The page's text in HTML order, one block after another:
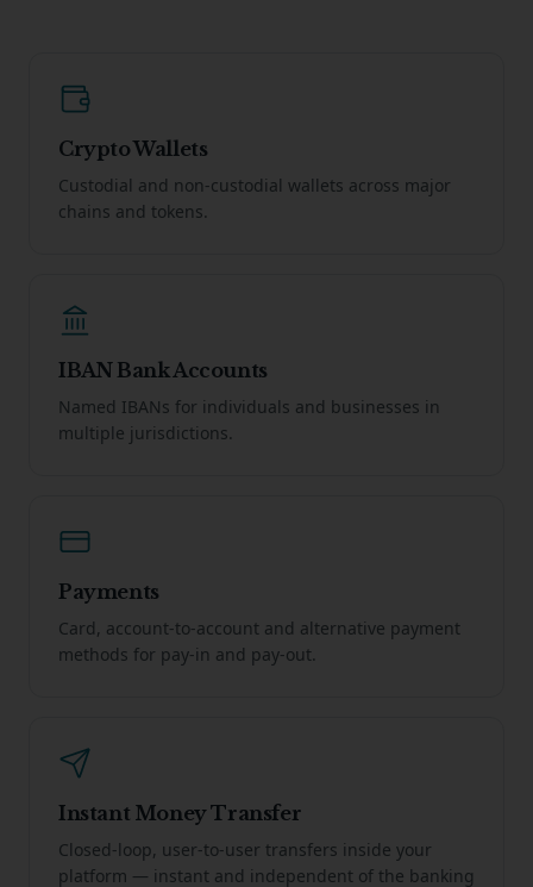
Crypto Wallets
Custodial and non-custodial wallets across major
chains and tokens.
IBAN Bank Accounts
Named IBANs for individuals and businesses in
multiple jurisdictions.
Payments
Card, account-to-account and alternative payment
methods for pay-in and pay-out.
Instant Money Transfer
Closed-loop, user-to-user transfers inside your
platform — instant and independent of the banking